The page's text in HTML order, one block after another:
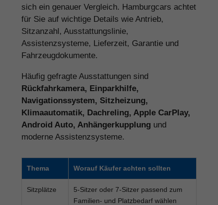
sich ein genauer Vergleich. Hamburgcars achtet
für Sie auf wichtige Details wie Antrieb,
Sitzanzahl, Ausstattungslinie,
Assistenzsysteme, Lieferzeit, Garantie und
Fahrzeugdokumente.
Häufig gefragte Ausstattungen sind
Rückfahrkamera, Einparkhilfe,
Navigationssystem, Sitzheizung,
Klimaautomatik, Dachreling, Apple CarPlay,
Android Auto, Anhängerkupplung und
moderne Assistenzsysteme.
Thema Worauf Käufer achten sollten
Sitzplätze
5-Sitzer oder 7-Sitzer passend zum
Familien- und Platzbedarf wählen